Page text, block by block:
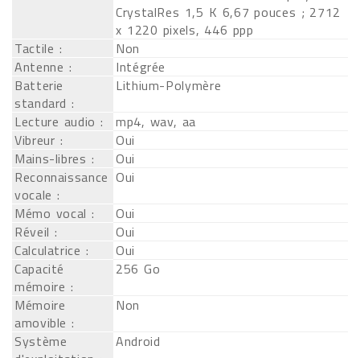
CrystalRes 1,5 K 6,67 pouces ; 2712
x 1220 pixels, 446 ppp
Tactile :
Non
Antenne :
Intégrée
Batterie
standard :
Lithium-Polymère
Lecture audio :
mp4, wav, aa
Vibreur :
Oui
Mains-libres :
Oui
Reconnaissance
vocale :
Oui
Mémo vocal :
Oui
Réveil :
Oui
Calculatrice :
Oui
Capacité
mémoire :
256 Go
Mémoire
amovible :
Non
Système
Android